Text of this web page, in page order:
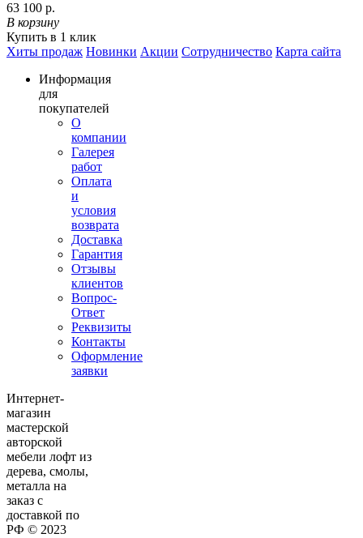
63 100 р.
В корзину
Купить в 1 клик
Хиты продаж Новинки Акции Сотрудничество Карта сайта
Информация
для
покупателей
О
компании
Галерея
работ
Оплата
и
условия
возврата
Доставка
Гарантия
Отзывы
клиентов
Вопрос-
Ответ
Реквизиты
Контакты
Оформление
заявки
Интернет-
магазин
мастерской
авторской
мебели лофт из
дерева, смолы,
металла на
заказ с
доставкой по
РФ © 2023